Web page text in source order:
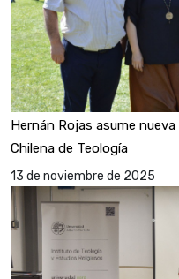
Hernán Rojas asume
Chilena de Teología
13 de noviembre de 2025